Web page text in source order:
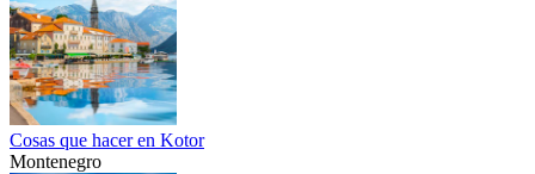
Cosas que hacer en Kotor
Montenegro